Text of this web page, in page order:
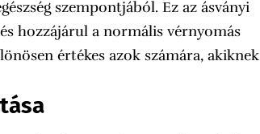
szempontjából. Ez az ásványi
hozzájárul a normális vérnyomás
értékes azok számára, akiknek